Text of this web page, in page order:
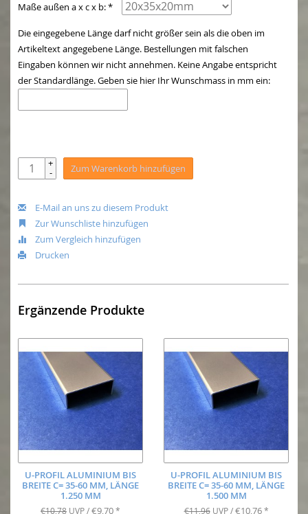
Maße außen a x c x b: *
Die eingegebene Länge darf nicht größer sein als die oben im
Artikeltext angegebene Länge. Bestellungen mit falschen
Eingaben können wir nicht annehmen. Keine Angabe entspricht
der Standardlänge. Geben sie hier Ihr Wunschmass in mm ein:
+
- Zum Warenkorb hinzufügen
E-Mail an uns zu diesem Produkt
Zur Wunschliste hinzufügen
Zum Vergleich hinzufügen
Drucken
Ergänzende Produkte
U-PROFIL ALUMINIUM BIS
BREITE C= 35-60 MM, LÄNGE
1.250 MM
€10,78 UVP / €9,70 *
U-PROFIL ALUMINIUM BIS
BREITE C= 35-60 MM, LÄNGE
1.500 MM
€11,96 UVP /€10,76 *